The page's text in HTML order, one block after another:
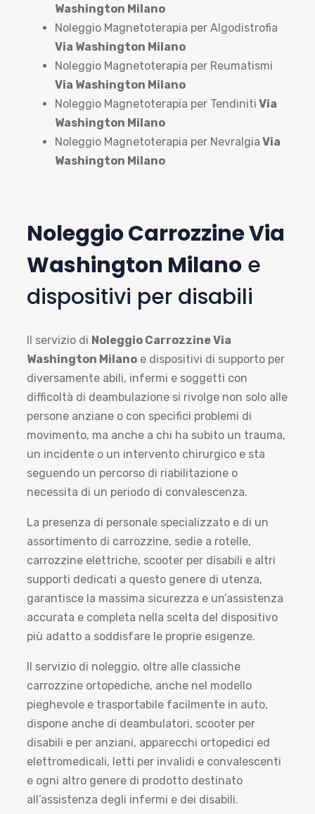
Washington Milano
Noleggio Magnetoterapia per Algodistrofia
Via Washington Milano
Noleggio Magnetoterapia per Reumatismi
Via Washington Milano
Noleggio Magnetoterapia per Tendiniti Via
Washington Milano
Noleggio Magnetoterapia per Nevralgia Via
Washington Milano
Noleggio Carrozzine Via
Washington Milano e
dispositivi per disabili
Il servizio di Noleggio Carrozzine Via
Washington Milano e dispositivi di supporto per
diversamente abili, infermi e soggetti con
difficoltà di deambulazione si rivolge non solo alle
persone anziane o con specifici problemi di
movimento, ma anche a chi ha subito un trauma,
un incidente o un intervento chirurgico e sta
seguendo un percorso di riabilitazione o
necessita di un periodo di convalescenza.
La presenza di personale specializzato e di un
assortimento di carrozzine, sedie a rotelle,
carrozzine elettriche, scooter per disabili e altri
supporti dedicati a questo genere di utenza,
garantisce la massima sicurezza e un’assistenza
accurata e completa nella scelta del dispositivo
più adatto a soddisfare le proprie esigenze.
Il servizio di noleggio, oltre alle classiche
carrozzine ortopediche, anche nel modello
pieghevole e trasportabile facilmente in auto,
dispone anche di deambulatori, scooter per
disabili e per anziani, apparecchi ortopedici ed
elettromedicali, letti per invalidi e convalescenti
e ogni altro genere di prodotto destinato
all’assistenza degli infermi e dei disabili.